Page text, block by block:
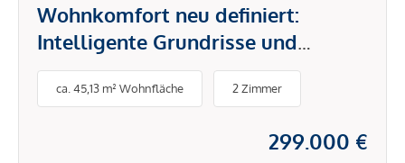
Wohnkomfort neu definiert:
Intelligente Grundrisse und
hochwertige Ausstattung
ca. 45,13 m² Wohnfläche 2 Zimmer
299.000 €